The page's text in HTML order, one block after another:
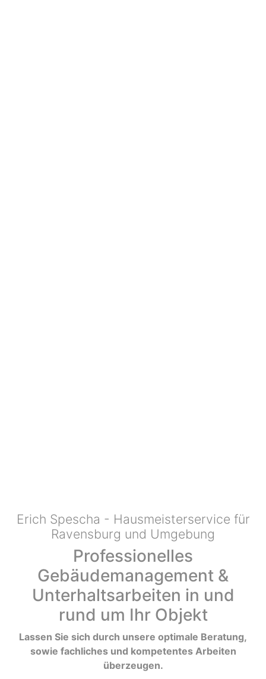
Erich Spescha - Hausmeisterservice für
Ravensburg und Umgebung
Professionelles
Gebäudemanagement &
Unterhaltsarbeiten in und
rund um Ihr Objekt
Lassen Sie sich durch unsere optimale Beratung,
sowie fachliches und kompetentes Arbeiten
überzeugen.